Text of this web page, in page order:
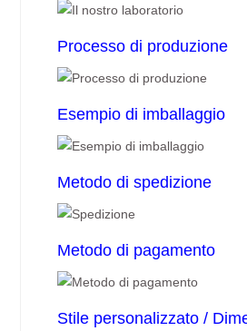
Processo di produzione
Esempio di imballaggio
Metodo di spedizione
Metodo di pagamento
Stile personalizzato /